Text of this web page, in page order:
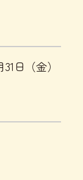
日（金）